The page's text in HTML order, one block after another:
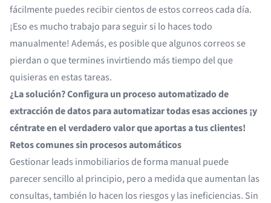
fácilmente puedes recibir cientos de estos correos cada día.
¡Eso es mucho trabajo para seguir si lo haces todo
manualmente! Además, es posible que algunos correos se
pierdan o que termines invirtiendo más tiempo del que
quisieras en estas tareas.
¿La solución? Configura un proceso automatizado de
extracción de datos para automatizar todas esas acciones ¡y
céntrate en el verdadero valor que aportas a tus clientes!
Retos comunes sin procesos automáticos
Gestionar leads inmobiliarios de forma manual puede
parecer sencillo al principio, pero a medida que aumentan las
consultas, también lo hacen los riesgos y las ineficiencias. Sin